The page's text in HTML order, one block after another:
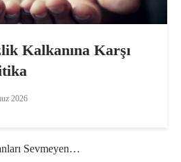
Kalkanına Karşı
2026
Sevmeyen…